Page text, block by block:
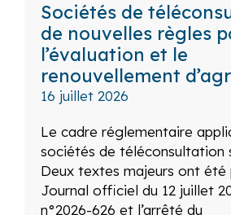
Sociétés de
de nouvelles règles
l’évaluation et le
renouvellement
16 juillet 2026
Le cadre réglementaire
sociétés de téléconsultation
Deux textes majeurs ont été
Journal officiel du 12 juillet
n°2026-626 et l’arrêté du